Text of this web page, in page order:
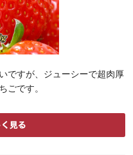
ですが、ジューシーで超肉厚
ごです。